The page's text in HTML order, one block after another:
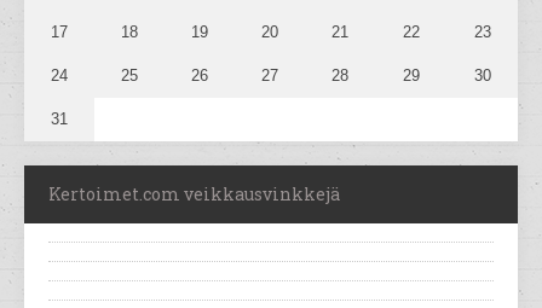
17 18 19 20 21 22 23
24 25 26 27 28 29 30
31
Kertoimet.com veikkausvinkkejä